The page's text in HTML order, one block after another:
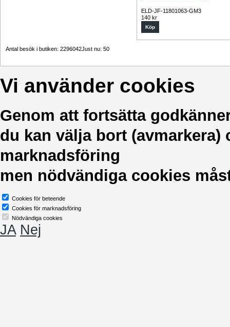
ELD-JF-11801063-GM3
140 kr
Köp
Antal besök i butiken: 2296042Just nu: 50
Vi använder cookies
Genom att fortsätta
du kan välja bort (avmarkera)
marknadsföring
men nödvändiga cookies
Cookies för beteende
Cookies för marknadsföring
Nödvändiga cookies
JA Nej